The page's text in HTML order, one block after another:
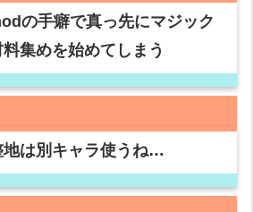
の手癖で真っ先にマジック
集めを始めてしまう
地は別キャラ使うね…